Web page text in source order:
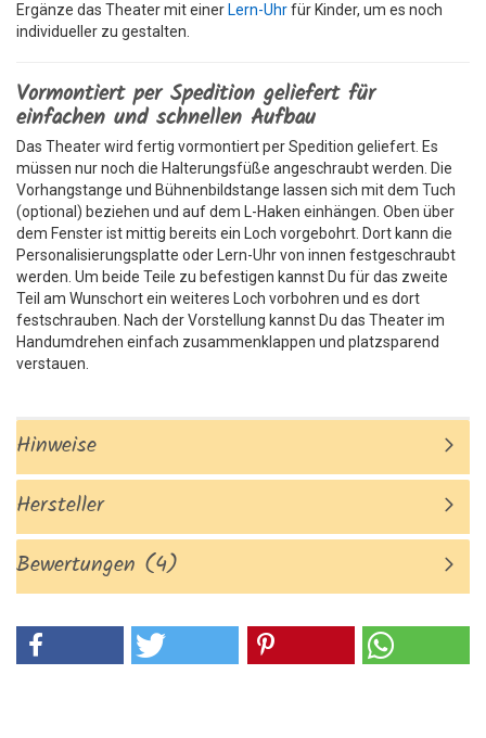
Ergänze das Theater mit einer Lern-Uhrfür Kinder, um es noch
individueller zu gestalten.
Vormontiert per Spedition geliefert für
einfachen und schnellen Aufbau
Das Theater wird fertig vormontiert per Spedition geliefert. Es
müssen nur noch die Halterungsfüße angeschraubt werden. Die
Vorhangstange und Bühnenbildstange lassen sich mit dem Tuch
(optional) beziehen und auf dem L-Haken einhängen. Oben über
dem Fenster ist mittig bereits ein Loch vorgebohrt. Dort kann die
Personalisierungsplatte oder Lern-Uhr von innen festgeschraubt
werden. Um beide Teile zu befestigen kannst Du für das zweite
Teil am Wunschort ein weiteres Loch vorbohren und es dort
festschrauben. Nach der Vorstellung kannst Du das Theater im
Handumdrehen einfach zusammenklappen und platzsparend
verstauen.
Hinweise
Hersteller
Bewertungen (4)